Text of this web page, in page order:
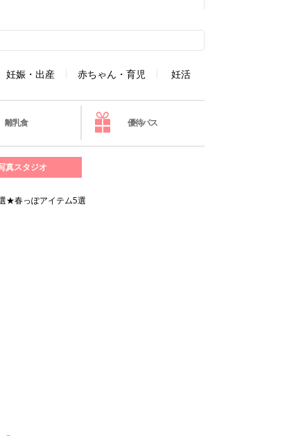
妊娠・出産 赤ちゃん・育児 妊活
離乳食 優待パス
真スタジオ
★春っぽアイテム5選